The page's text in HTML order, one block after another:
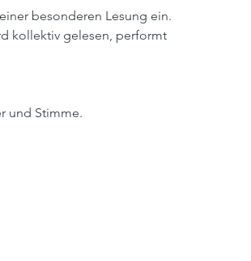
besonderen Lesung ein.
kollektiv gelesen, performt
und Stimme.